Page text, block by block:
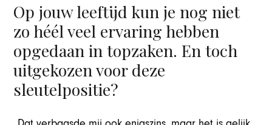
Op jouw leeftijd kun je nog niet
zo héél veel ervaring hebben
opgedaan in topzaken. En toch
uitgekozen voor deze
sleutelpositie?